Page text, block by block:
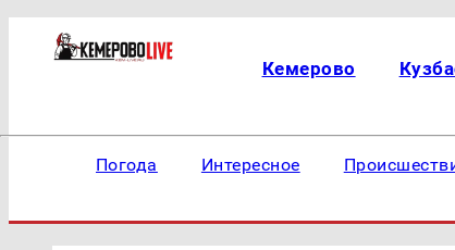
Кемерово
Погода Интересное